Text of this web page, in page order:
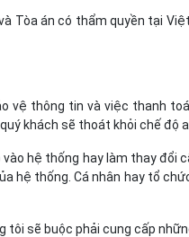
Tòa án có thẩm quyền tại
thông tin và việc thanh
khách sẽ thoát khỏi chế độ
hệ thống hay làm thay đổi
hệ thống. Cá nhân hay tổ
sẽ buộc phải cung cấp